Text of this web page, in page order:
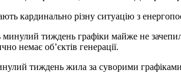
кардинально різну ситуацію з
тиждень графіки майже не
немає об’єктів генерації.
тиждень жила за суворими